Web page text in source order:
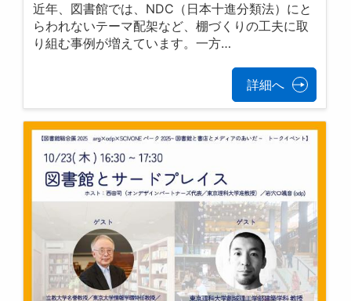
近年、図書館では、NDC（日本十進分類法）にと
らわれないテーマ配架など、棚づくりの工夫に取
り組む事例が増えています。一方…
詳細へ